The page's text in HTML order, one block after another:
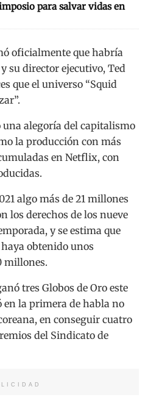
para salvar vidas en
oficialmente que habría
su director ejecutivo, Ted
que el universo “Squid
una alegoría del capitalismo
la producción con más
en Netflix, con
algo más de 21 millones
los derechos de los nueve
y se estima que
obtenido unos
millones.
tres Globos de Oro este
en la primera de habla no
en conseguir cuatro
del Sindicato de